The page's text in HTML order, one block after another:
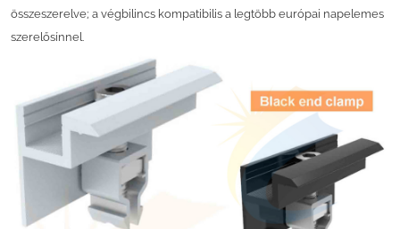
összeszerelve; a végbilincs kompatibilis a legtöbb európai napelemes
szerelősínnel.